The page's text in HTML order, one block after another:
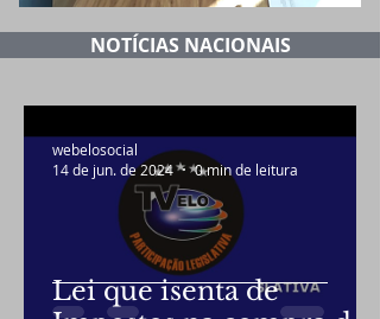
NOTÍCIAS NACIONAIS
Lei que isenta de
webelosocial
14 de jun. de 2024
0 min de leitura